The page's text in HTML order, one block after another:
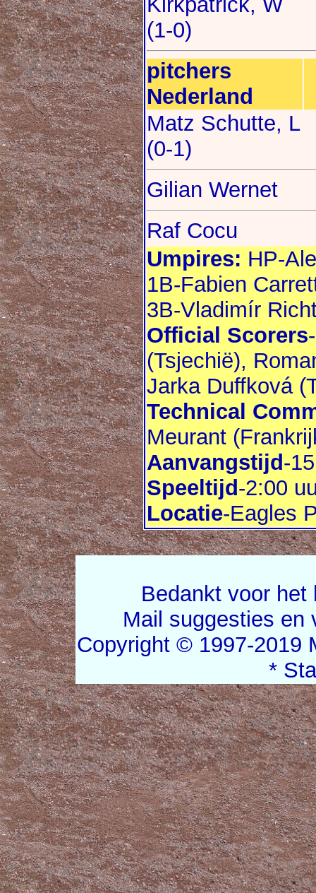
(1-0)
pitchers
Nederland
Matz Schutte, L
(0-1)
Gilian Wernet
Raf Cocu
Umpires: HP-
1B-Fabien
3B-Vladimír
Official Scorers
(Tsjechië),
Jarka Duffková
Technical
Meurant
Aanvangstijd-
Speeltijd-2:00
Locatie-Eagles
Bedankt voor
Mail suggesties en
Copyright © 1997-2019
*